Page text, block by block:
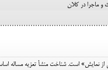
و ماجرا در کلان
از نمایش» است. شناخت منشأ تعزیه مساله